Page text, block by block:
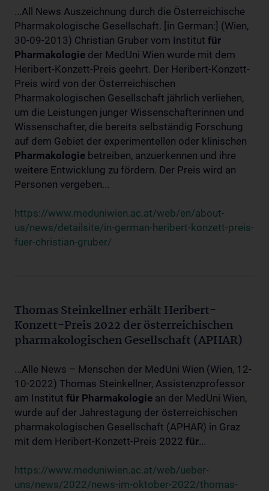
...All News Auszeichnung durch die Österreichische
Pharmakologische Gesellschaft. [in German:] (Wien,
30-09-2013) Christian Gruber vom Institut für
Pharmakologie der MedUni Wien wurde mit dem
Heribert-Konzett-Preis geehrt. Der Heribert-Konzett-
Preis wird von der Österreichischen
Pharmakologischen Gesellschaft jährlich verliehen,
um die Leistungen junger Wissenschafterinnen und
Wissenschafter, die bereits selbständig Forschung
auf dem Gebiet der experimentellen oder klinischen
Pharmakologie betreiben, anzuerkennen und ihre
weitere Entwicklung zu fördern. Der Preis wird an
Personen vergeben...
https://www.meduniwien.ac.at/web/en/about-
us/news/detailsite/in-german-heribert-konzett-preis-
fuer-christian-gruber/
Thomas Steinkellner erhält Heribert-
Konzett-Preis 2022 der österreichischen
pharmakologischen Gesellschaft (APHAR)
...Alle News – Menschen der MedUni Wien (Wien, 12-
10-2022) Thomas Steinkellner, Assistenzprofessor
am Institut für Pharmakologie an der MedUni Wien,
wurde auf der Jahrestagung der österreichischen
pharmakologischen Gesellschaft (APHAR) in Graz
mit dem Heribert-Konzett-Preis 2022 für...
https://www.meduniwien.ac.at/web/ueber-
uns/news/2022/news-im-oktober-2022/thomas-